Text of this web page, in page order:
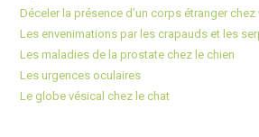
Déceler la présence d’un corps étranger chez
Les envenimations par les crapauds et les
Les maladies de la prostate chez le chien
Les urgences oculaires
Le globe vésical chez le chat